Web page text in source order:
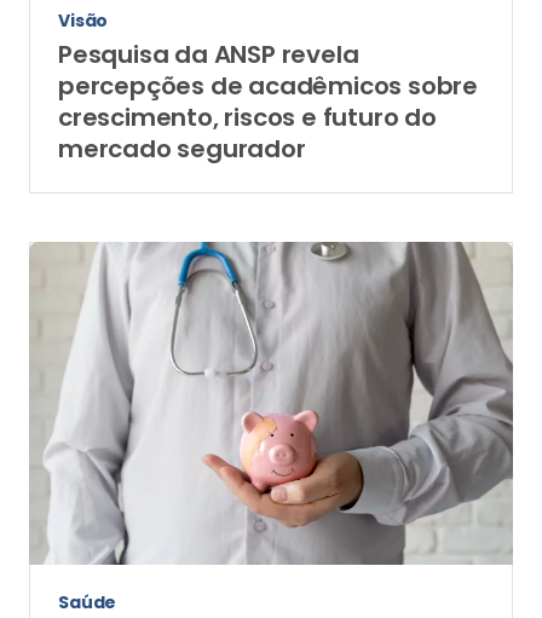
Visão
Pesquisa da ANSP revela
percepções de acadêmicos sobre
crescimento, riscos e futuro do
mercado segurador
Saúde